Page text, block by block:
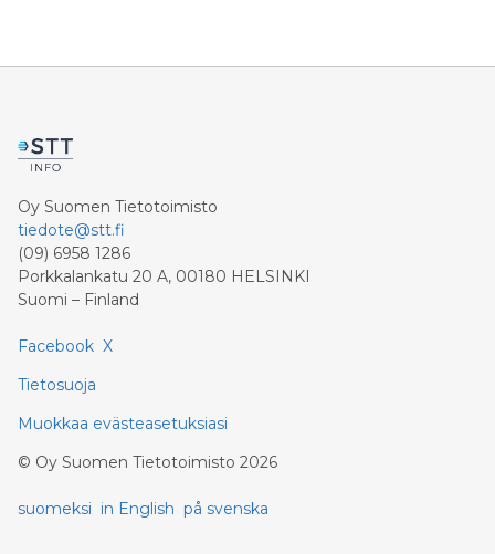
Oy Suomen Tietotoimisto
tiedote@stt.fi
(09) 6958 1286
Porkkalankatu 20 A, 00180 HELSINKI
Suomi – Finland
Facebook X
Tietosuoja
Muokkaa evästeasetuksiasi
© Oy Suomen Tietotoimisto 2026
suomeksi in English på svenska